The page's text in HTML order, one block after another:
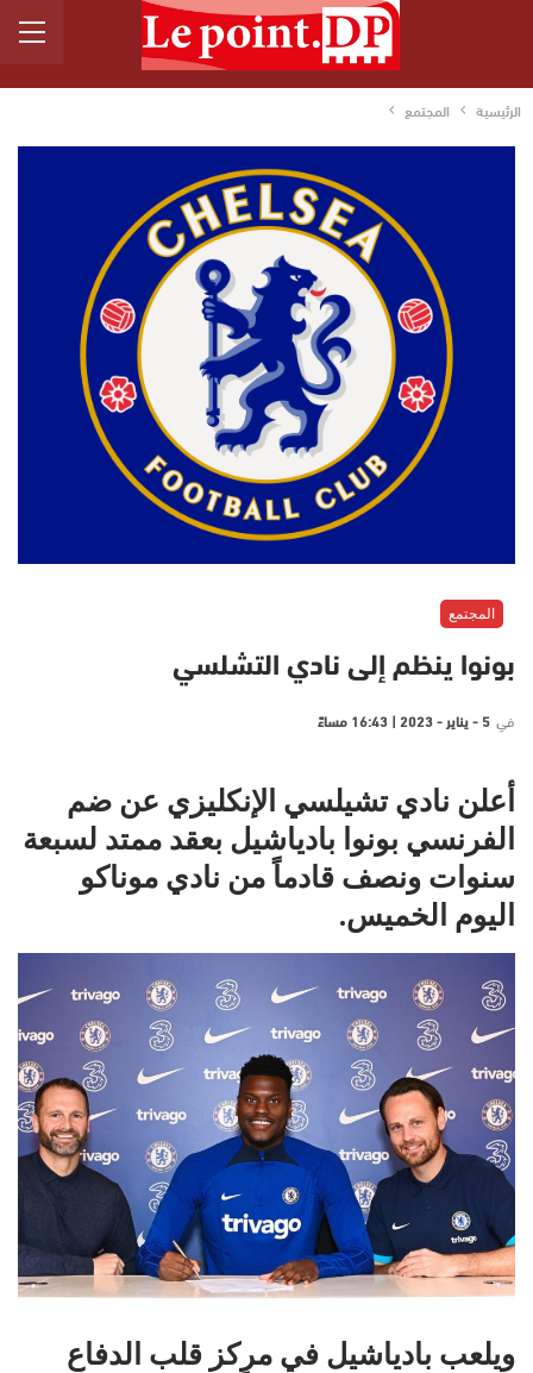
الرئيسية المجتمع
المجتمع
بونوا ينظم إلى نادي التشلسي
في 5 - يناير - 2023 | 16:43 مساءً
أعلن نادي تشيلسي الإنكليزي عن ضم
الفرنسي بونوا بادياشيل بعقد ممتد لسبعة
سنوات ونصف قادماً من نادي موناكو
اليوم الخميس.
ويلعب بادياشيل في مركز قلب الدفاع